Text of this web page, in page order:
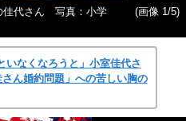
佳代さん 写真：小学
(画像 1/5)
いなくなろうと」小室佳代さ
ん婚約問題」への苦しい胸の